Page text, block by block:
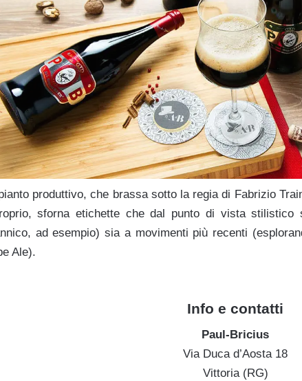
produttivo, che brassa sotto la regia di Fabrizio
sforna etichette che dal punto di vista
ad esempio) sia a movimenti più recenti
Ale).
Info e contatti
Paul-Bricius
Via Duca d’Aosta 18
Vittoria (RG)